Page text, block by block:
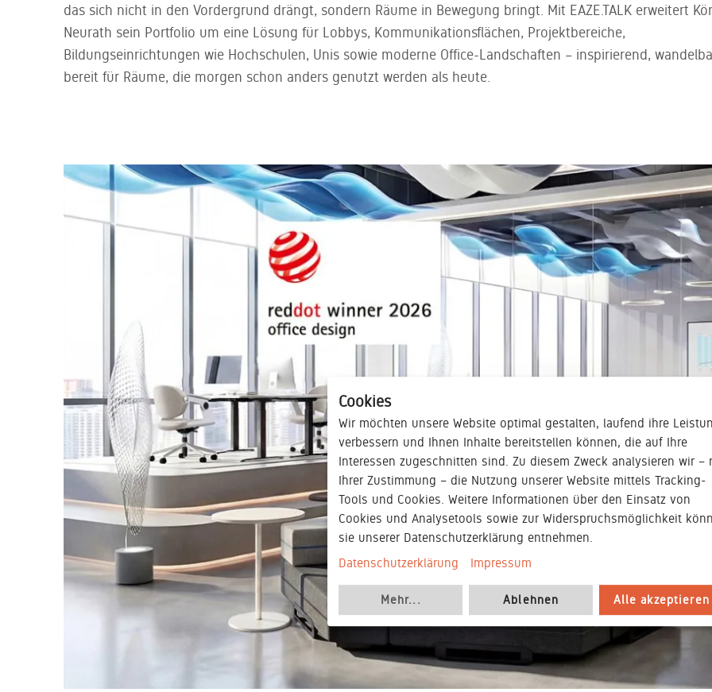
das sich nicht in den Vordergrund drängt, sondern Räume in Bewegung bringt. Mit EAZE.TALK erweitert
Neurath sein Portfolio um eine Lösung für Lobbys, Kommunikationsflächen, Projektbereiche,
Bildungseinrichtungen wie Hochschulen, Unis sowie moderne Office-Landschaften – inspirierend,
bereit für Räume, die morgen schon anders genutzt werden als heute.
Cookies
Wir möchten unsere Website optimal gestalten, laufend ihre
verbessern und Ihnen Inhalte bereitstellen können, die auf Ihre
Interessen zugeschnitten sind. Zu diesem Zweck analysieren wir –
Ihrer Zustimmung – die Nutzung unserer Website mittels Tracking-
Tools und Cookies. Weitere Informationen über den Einsatz von
Cookies und Analysetools sowie zur Widerspruchsmöglichkeit
sie unserer Datenschutzerklärung entnehmen.
Datenschutzerklärung
Impressum
Mehr... Ablehnen Alle akzeptieren